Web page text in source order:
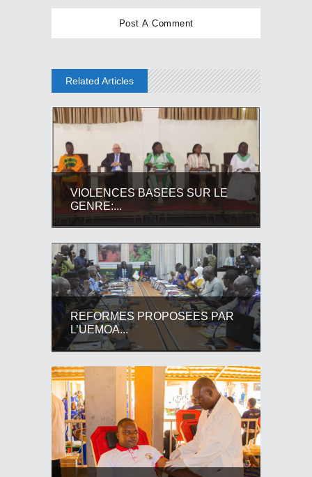
Related Articles
VIOLENCES BASEES SUR LE
GENRE:...
REFORMES PROPOSEES PAR
L’UEMOA...